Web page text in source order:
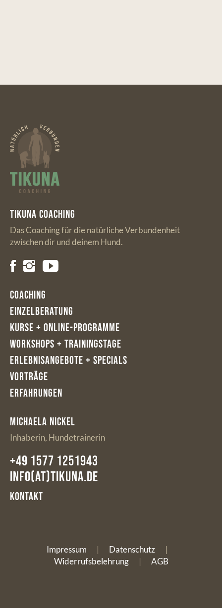
TIKUNA Coaching
Das Coaching für die natürliche Verbundenheit
zwischen dir und deinem Hund.
Coaching
Einzelberatung
Kurse + Online-Programme
Workshops + Trainingstage
Erlebnisangebote + Specials
Vorträge
Erfahrungen
Michaela Nickel
Inhaberin, Hundetrainerin
+49 1577 1251943
info(at)tikuna.de
Kontakt
Impressum | Datenschutz|
Widerrufsbelehrung| AGB